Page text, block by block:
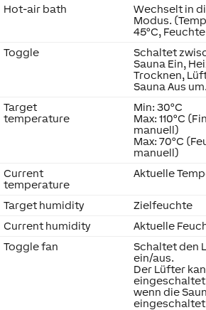
Hot-air bath
Wechselt in
Modus.
45°C,
Toggle
Schaltet
Sauna Ein,
Trocknen,
Sauna Aus
Target
temperature
Min: 30°C
Max: 110°C
manuell)
Max: 70°C
manuell)
Current
temperature
Aktuelle
Target humidity
Zielfeuchte
Current humidity
Aktuelle
Toggle fan
Schaltet den
ein/aus.
Der Lüfter
wenn die